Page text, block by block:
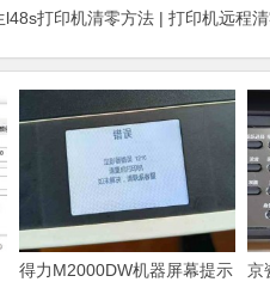
l48s打印机清零方法 | 打印机远程
得力M2000DW机器屏幕提示
京